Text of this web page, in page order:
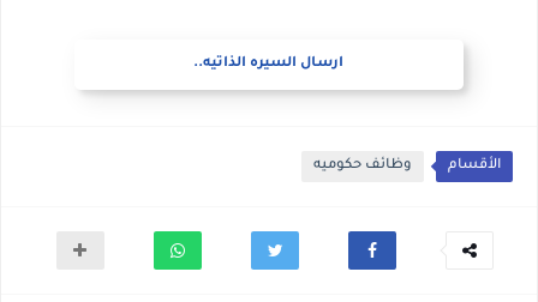
ارسال السيره الذاتيه..
الأقسام وظائف حكوميه